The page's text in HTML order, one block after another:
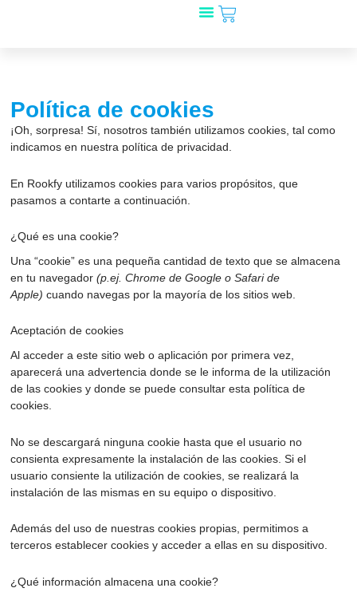
Política de cookies
¡Oh, sorpresa! Sí, nosotros también utilizamos cookies, tal como
indicamos en nuestra política de privacidad.
En Rookfy utilizamos cookies para varios propósitos, que
pasamos a contarte a continuación.
¿Qué es una cookie?
Una “cookie” es una pequeña cantidad de texto que se almacena
en tu navegador(p.ej. Chrome de Google o Safari de
Apple) cuando navegas por la mayoría de los sitios web.
Aceptación de cookies
Al acceder a este sitio web o aplicación por primera vez,
aparecerá una advertencia donde se le informa de la utilización
de las cookies y donde se puede consultar esta política de
cookies.
No se descargará ninguna cookie hasta que el usuario no
consienta expresamente la instalación de las cookies. Si el
usuario consiente la utilización de cookies, se realizará la
instalación de las mismas en su equipo o dispositivo.
Además del uso de nuestras cookies propias, permitimos a
terceros establecer cookies y acceder a ellas en su dispositivo.
¿Qué información almacena una cookie?